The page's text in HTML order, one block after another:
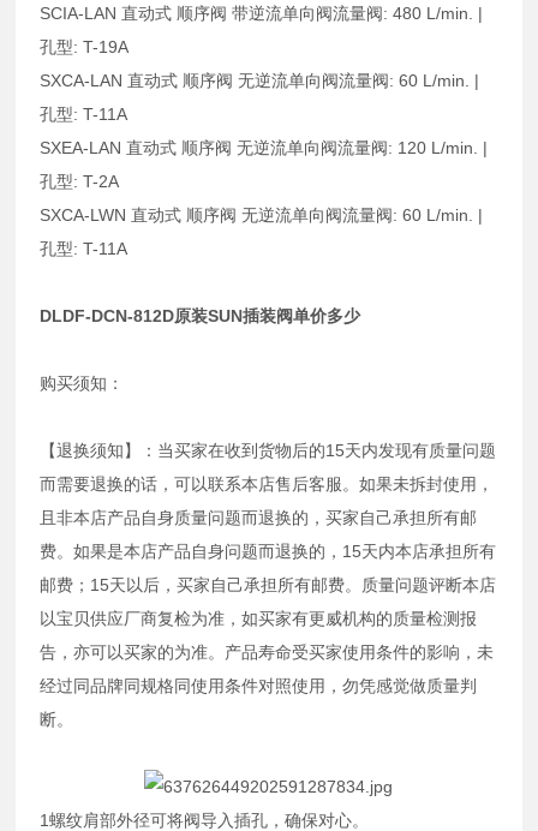
SCIA-LAN 直动式 顺序阀 带逆流单向阀流量阀: 480 L/min. |
孔型: T-19A
SXCA-LAN 直动式 顺序阀 无逆流单向阀流量阀: 60 L/min. |
孔型: T-11A
SXEA-LAN 直动式 顺序阀 无逆流单向阀流量阀: 120 L/min. |
孔型: T-2A
SXCA-LWN 直动式 顺序阀 无逆流单向阀流量阀: 60 L/min. |
孔型: T-11A
DLDF-DCN-812D原装SUN插装阀单价多少
购买须知：
【退换须知】：当买家在收到货物后的15天内发现有质量问题
而需要退换的话，可以联系本店售后客服。如果未拆封使用，
且非本店产品自身质量问题而退换的，买家自己承担所有邮
费。如果是本店产品自身问题而退换的，15天内本店承担所有
邮费；15天以后，买家自己承担所有邮费。质量问题评断本店
以宝贝供应厂商复检为准，如买家有更威机构的质量检测报
告，亦可以买家的为准。产品寿命受买家使用条件的影响，未
经过同品牌同规格同使用条件对照使用，勿凭感觉做质量判
断。
1螺纹肩部外径可将阀导入插孔，确保对心。